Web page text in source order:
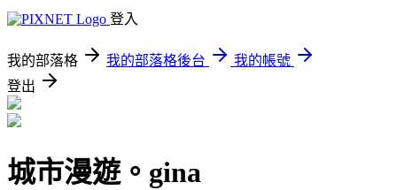
登入
我的部落格 我的部落格後台
我的帳號
登出
城市漫遊。gina